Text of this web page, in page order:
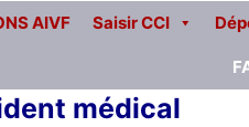
AIVF Saisir CCI
médical